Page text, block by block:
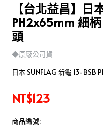
【台北益昌】日
PH2x65mm 細
頭
◆原廠公司貨
日本 SUNFLAG 新龜 13-BSB
NT$123
商品編號: